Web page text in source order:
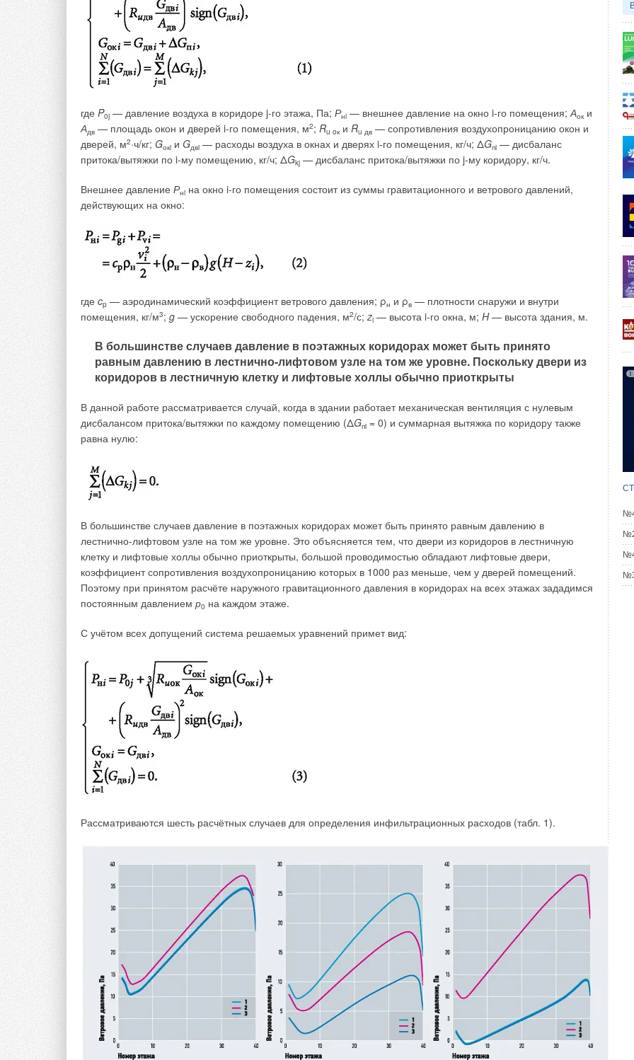
где P0j — давление воздуха в коридоре j-го этажа, Па; Рнi — внешнее давление на окно i-го помещения;Аок и
Адв — площадь окон и дверей i-го помещения, м2; Ru oк и Ru дв — сопротивления воздухопроницанию окон и
дверей, м2·ч/кг; Gокi и Gдвi — расходы воздуха в окнах и дверях i-го помещения, кг/ч; ΔGпi — дисбаланс
притока/вытяжки по i-му помещению, кг/ч; ΔGkj — дисбаланс притока/вытяжки по j-му коридору, кг/ч.
Внешнее давление Рнi на окно i-го помещения состоит из суммы гравитационного и ветрового давлений,
действующих на окно:
где cp — аэродинамический коэффициент ветрового давления; ρн и ρв — плотности снаружи и внутри
помещения, кг/м3; g — ускорение свободного падения, м2/с;zi — высота i-го окна, м; H— высота здания, м.
В большинстве случаев давление в поэтажных коридорах может быть принято
равным давлению в лестнично-лифтовом узле на том же уровне. Поскольку двери из
коридоров в лестничную клетку и лифтовые холлы обычно приоткрыты
В данной работе рассматривается случай, когда в здании работает механическая вентиляция с нулевым
дисбалансом притока/вытяжки по каждому помещению (ΔGпi = 0) и суммарная вытяжка по коридору также
равна нулю:
В большинстве случаев давление в поэтажных коридорах может быть принято равным давлению в
лестнично-лифтовом узле на том же уровне. Это объясняется тем, что двери из коридоров в лестничную
клетку и лифтовые холлы обычно приоткрыты, большой проводимостью обладают лифтовые двери,
коэффициент сопротивления воздухопроницанию которых в 1000 раз меньше, чем у дверей помещений.
Поэтому при принятом расчёте наружного гравитационного давления в коридорах на всех этажах зададимся
постоянным давлением р0 на каждом этаже.
С учётом всех допущений система решаемых уравнений примет вид:
Рассматриваются шесть расчётных случаев для определения инфильтрационных расходов (табл. 1).
2. Все детали внутреннего каркаса и компоненты установки АКВАРИС надёжно защищены от
вредоносного коррозионно-активного воздействия
вытяжного воздуха.
3. Порядка 50 % всей тепловой нагрузки на бассейновые комплексы приходится на помещение
бассейна
— это нагрев воды для чаши бассейна, воды для душевых и, конечно, нагрев воздуха.
Применение в составе установок секций рециркуляции, рекуперации и тепловых насосов позволяет разумно
распорядиться тем теплом, которое находится в удаляемом воздухе. Рекуперируемое тепло можно
применить для нагрева приточного воздуха, нагрева воды для собственных нужд.
4. Корпус установки изготавливается по каркасно-панельной технологии производства. Примыкание
панелей корпуса к его каркасу образует лабиринтное уплотнение, что придаёт корпусу высокую жёсткость и
прочность, низкий объём протечек и сведение к минимуму тепловых мостов. Характеристики корпуса
отвечают высоким требованиям не только российских, но и европейских стандартов.
5. Установки АКВАРИС поставляются в комплекте с интеллектуальной системой автоматического
управления.Оригинальное программное обеспечение позволяет поддерживать оптимальные параметры
микроклимата в обслуживаемом помещении, а также контролировать работу компонентов установки и
Установки АКВАРИС призваны удовлетворить потребности в осушении и вентиляции
лечебные, а также развлекательные)